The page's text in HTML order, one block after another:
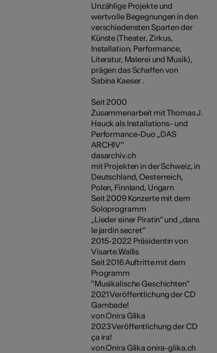
Unzählige Projekte und
wertvolle Begegnungen in den
verschiedensten Sparten der
Künste (Theater, Zirkus,
Installation, Performance,
Literatur, Malerei und Musik) ,
prägen das Schaffen von
Sabina Kaeser .
Seit 2000
Zusammenarbeit mit Thomas J.
Hauck als Installations- und
Performance-Duo „DAS
ARCHIV“
dasarchiv.ch
mit Projekten in der Schweiz, in
Deutschland, Oesterreich,
Polen, Finnland, Ungarn
Seit 2009 Konzerte mit dem
Soloprogramm
„Lieder einer Piratin“ und „dans
le jardin secret“
2015-2022 Präsidentin von
Visarte.Wallis
Seit 2016 Auftritte mit dem
Programm
"Musikalische Geschichten"
2021 Veröffentlichung der CD
Gambade!
von Onira Glika
2023 Veröffentlichung der CD
ça ira!
von Onira Glika onira-glika.ch